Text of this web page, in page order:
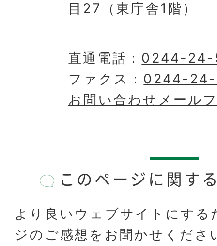
目27（東庁舎1階）
直通電話： 0244-
ファクス： 0244-
お問い合わせメール
このページに関す
より良いウェブサイトにする
ジのご感想をお聞かせくださ